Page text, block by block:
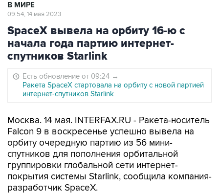
В МИРЕ
09:54, 14 мая 2023
SpaceX вывела на орбиту 16-ю с
начала года партию интернет-
спутников Starlink
Есть обновление от 09:24 →
Ракета SpaceX стартовала на орбиту с новой партией
интернет-спутников Starlink
Москва. 14 мая. INTERFAX.RU - Ракета-носитель
Falcon 9 в воскресенье успешно вывела на
орбиту очередную партию из 56 мини-
спутников для пополнения орбитальной
группировки глобальной сети интернет-
покрытия системы Starlink, сообщила компания-
разработчик SpaceX.